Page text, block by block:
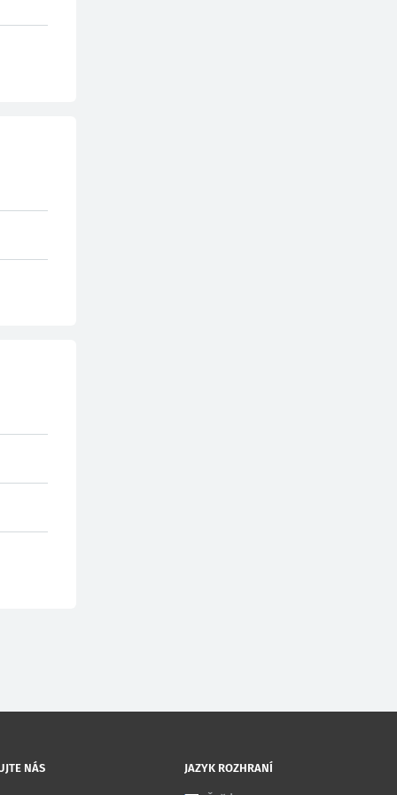
NÁS JAZYK ROZHRANÍ